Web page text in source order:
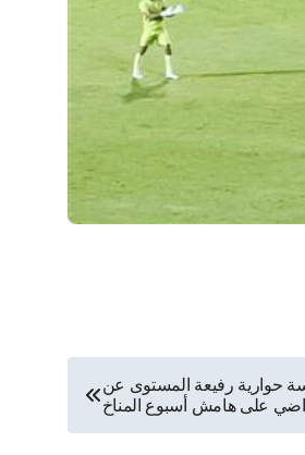
حوارية رفيعة المستوى عن
على هامش أسبوع المناخ